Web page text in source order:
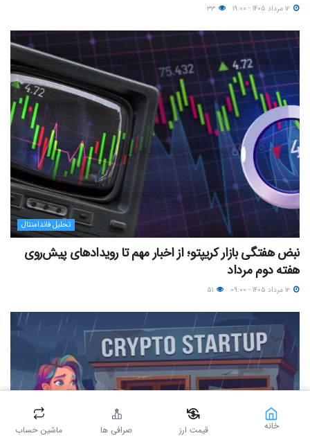
تحلیل فاندامنتال
نبض هفتگی بازار کریپتو؛ از اخبار مهم تا رویدادهای پیش‌روی
هفته دوم مرداد
خانه قیمت ارز صرافی ها ماشین حساب